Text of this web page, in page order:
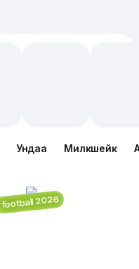
Ундаа Милкшейк
football 2026